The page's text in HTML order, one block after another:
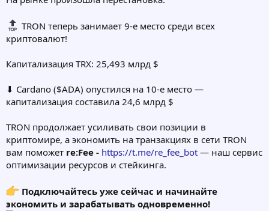
TRON теперь занимает 9-е место среди всех
криптовалют!
Капитализация TRX: 25,493 млрд $
⬇ Cardano ($ADA) опустился на 10-е место —
капитализация составила 24,6 млрд $
TRON продолжает усиливать свои позиции в
криптомире, а экономить на транзакциях в сети TRON
вам поможет re:Fee - https://t.me/re_fee_bot — наш сервис
оптимизации ресурсов и стейкинга.
Подключайтесь уже сейчас и начинайте
экономить и зарабатывать одновременно!